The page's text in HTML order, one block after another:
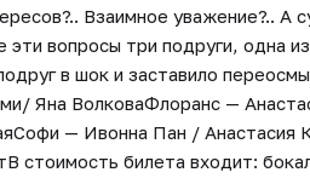
Взаимное уважение?.. А
вопросы три подруги, одна
в шок и заставило
Яна ВолковаФлоранс —
— Ивонна Пан / Анастасия
стоимость билета входит: